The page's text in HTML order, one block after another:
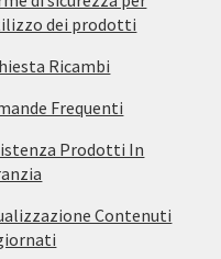
dei prodotti
Ricambi
Frequenti
Prodotti In
Contenuti